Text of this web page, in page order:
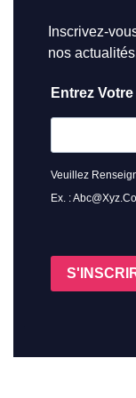
Inscrivez-
nos
Entrez
Veuillez
Ex. :